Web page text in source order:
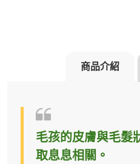
商品介紹
毛孩的皮膚與毛髮
取息息相關。